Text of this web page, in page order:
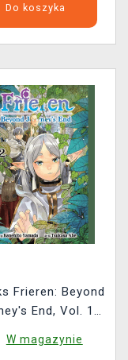
Do koszyka
Frieren: Beyond
End, Vol. 12
W magazynie